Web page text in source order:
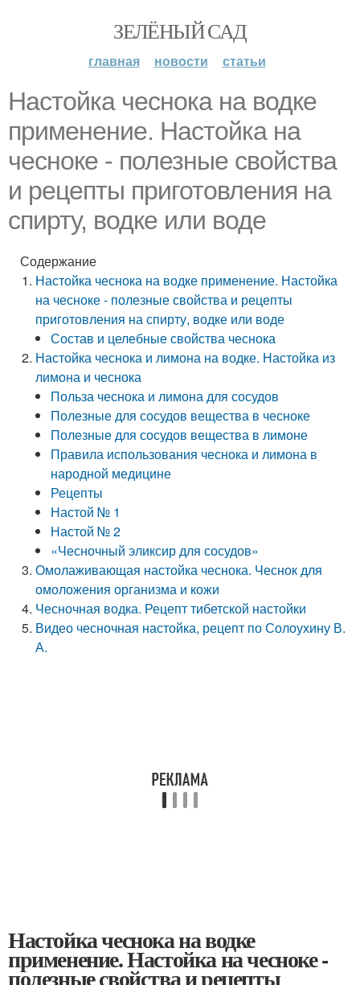
ЗЕЛЁНЫЙ САД
главная новости статьи
Настойка чеснока на водке
применение. Настойка на
чесноке - полезные свойства
и рецепты приготовления на
спирту, водке или воде
Содержание
Настойка чеснока на водке применение. Настойка
на чесноке - полезные свойства и рецепты
приготовления на спирту, водке или воде
Состав и целебные свойства чеснока
Настойка чеснока и лимона на водке. Настойка из
лимона и чеснока
Польза чеснока и лимона для сосудов
Полезные для сосудов вещества в чесноке
Полезные для сосудов вещества в лимоне
Правила использования чеснока и лимона в
народной медицине
Рецепты
Настой № 1
Настой № 2
«Чесночный эликсир для сосудов»
Омолаживающая настойка чеснока. Чеснок для
омоложения организма и кожи
Чесночная водка. Рецепт тибетской настойки
Видео чесночная настойка, рецепт по Солоухину В.
А.
Настойка чеснока на водке
применение. Настойка на чесноке -
полезные свойства и рецепты